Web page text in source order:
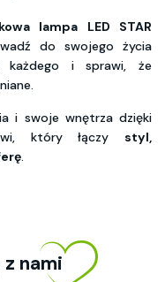
lampa LED STAR
do swojego życia
i sprawi, że
i swoje wnętrza dzięki
który łączy styl,
nami